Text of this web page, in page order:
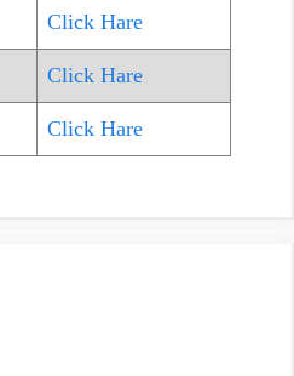
Click Hare
Click Hare
Click Hare